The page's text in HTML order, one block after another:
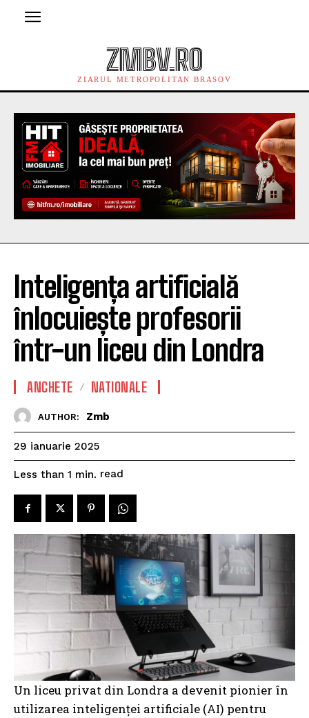
ZMBV.RO
ZIARUL METROPOLITAN BRASOV
Inteligența artificială
înlocuiește profesorii
într-un liceu din Londra
ANCHETE NATIONALE
AUTHOR: Zmb
29 ianuarie 2025
Less than 1 min. read
Un liceu privat din Londra a devenit pionier în
utilizarea inteligenței artificiale (AI) pentru